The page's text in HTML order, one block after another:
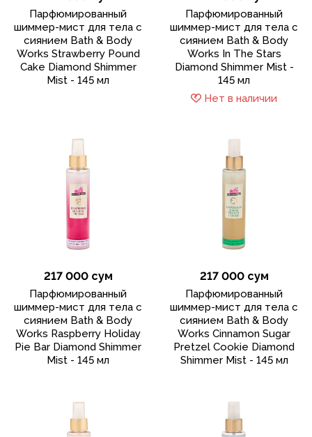
Парфюмированный
шиммер-мист для тела с
сиянием Bath & Body
Works Strawberry Pound
Cake Diamond Shimmer
Mist - 145 мл
Парфюмированный
шиммер-мист для тела с
сиянием Bath & Body
Works In The Stars
Diamond Shimmer Mist -
145 мл
Нет в наличии
217 000 сум
Парфюмированный
шиммер-мист для тела с
сиянием Bath & Body
Works Raspberry Holiday
Pie Bar Diamond Shimmer
Mist - 145 мл
217 000 сум
Парфюмированный
шиммер-мист для тела с
сиянием Bath & Body
Works Cinnamon Sugar
Pretzel Cookie Diamond
Shimmer Mist - 145 мл